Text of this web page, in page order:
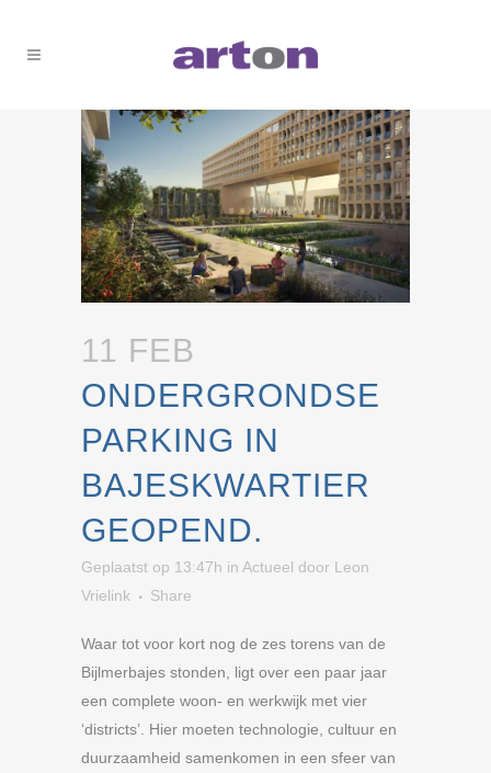
11 FEB
ONDERGRONDSE
PARKING IN
BAJESKWARTIER
GEOPEND.
Geplaatst op 13:47h in Actueel door Leon
Vrielink
Share
Waar tot voor kort nog de zes torens van de
Bijlmerbajes stonden, ligt over een paar jaar
een complete woon- en werkwijk met vier
‘districts’. Hier moeten technologie, cultuur en
duurzaamheid samenkomen in een sfeer van